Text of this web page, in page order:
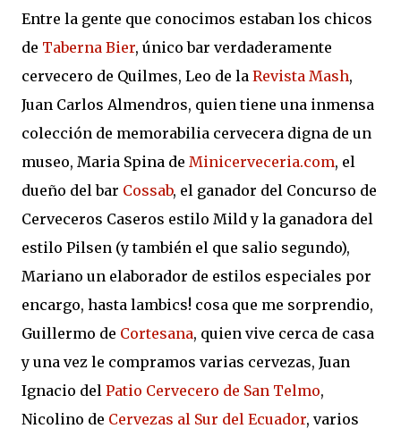
Entre la gente que conocimos estaban los chicos
de Taberna Bier, único bar verdaderamente
cervecero de Quilmes, Leo de la Revista Mash,
Juan Carlos Almendros, quien tiene una inmensa
colección de memorabilia cervecera digna de un
museo, Maria Spina de Minicerveceria.com, el
dueño del bar Cossab, el ganador del Concurso de
Cerveceros Caseros estilo Mild y la ganadora del
estilo Pilsen (y también el que salio segundo),
Mariano un elaborador de estilos especiales por
encargo, hasta lambics! cosa que me sorprendio,
Guillermo de Cortesana, quien vive cerca de casa
y una vez le compramos varias cervezas, Juan
Ignacio del Patio Cervecero de San Telmo,
Nicolino de Cervezas al Sur del Ecuador, varios